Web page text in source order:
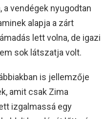
vendégek nyugodtan
alapja a zárt
lett volna, de igazi
sok látszatja volt.
is jellemzője
amit csak Zima
izgalmassá egy